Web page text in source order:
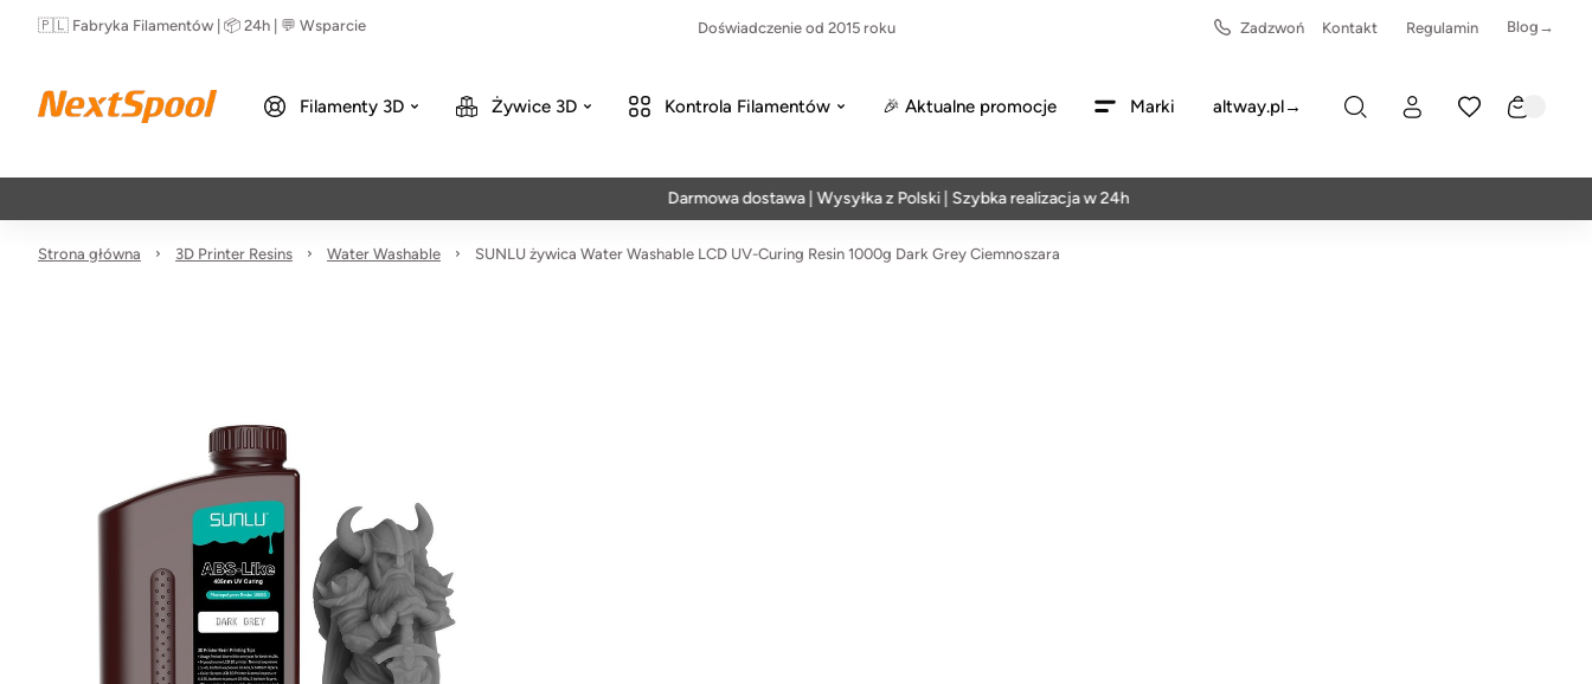
🇵🇱 Fabryka Filamentów | 📦 24h | 💬 Wsparcie Doświadczenie od 2015 roku Zadzwoń Kontakt Regulamin Blog→
Filamenty 3D Żywice 3D Kontrola Filamentów 🎉 Aktualne promocje Marki altway.pl→
Darmowa dostawa | Wysyłka z Polski | Szybka realizacja w 24h
Strona główna 3D Printer Resins Water Washable SUNLU żywica Water Washable LCD UV-Curing Resin 1000g Dark Grey Ciemnoszara